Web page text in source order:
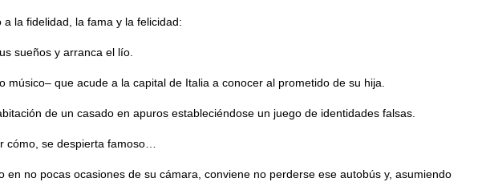
la fidelidad, la fama y la felicidad:
sueños y arranca el lío.
que acude a la capital de Italia a conocer al prometido de su hija.
de un casado en apuros estableciéndose un juego de identidades falsas.
cómo, se despierta famoso…
no pocas ocasiones de su cámara, conviene no perderse ese autobús y, asumiendo